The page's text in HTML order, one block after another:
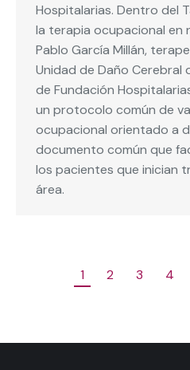
Hospitalarias. Dentro del
la terapia ocupacional en
Pablo García Millán,
Unidad de Daño Cerebral
de Fundación
un protocolo común de
ocupacional orientado a
documento común que
los pacientes que inician
área.
1 2 3 4